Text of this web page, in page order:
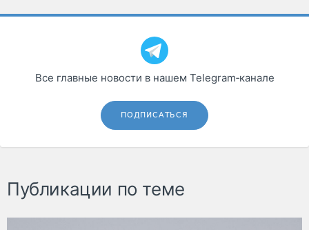
Все главные новости в нашем Telegram‑канале
ПОДПИСАТЬСЯ
Публикации по теме